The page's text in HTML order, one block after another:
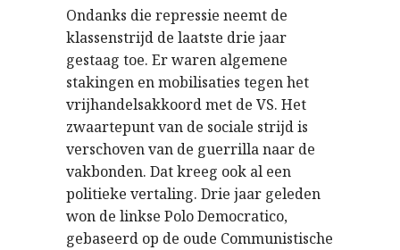
Ondanks die repressie neemt de
klassenstrijd de laatste drie jaar
gestaag toe. Er waren algemene
stakingen en mobilisaties tegen het
vrijhandelsakkoord met de VS. Het
zwaartepunt van de sociale strijd is
verschoven van de guerrilla naar de
vakbonden. Dat kreeg ook al een
politieke vertaling. Drie jaar geleden
won de linkse Polo Democratico,
gebaseerd op de oude Communistische